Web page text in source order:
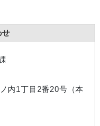
せ
内1丁目2番20号（本